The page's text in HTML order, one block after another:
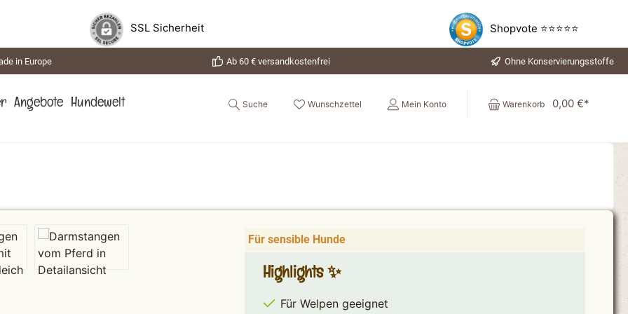
SSL Sicherheit Shopvote ⭐⭐⭐⭐⭐
in Europe Ab 60 € versandkostenfrei Ohne Konservierungsstoffe
Angebote Hundewelt Suche Wunschzettel Mein Konto Warenkorb 0,00 €*
Für sensible Hunde
Highlights ✨
Für Welpen geeignet